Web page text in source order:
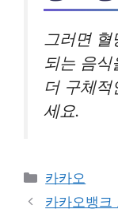
그러면 혈
되는 음식
더 구체적
세요.
카
테
카카오
카카오뱅크